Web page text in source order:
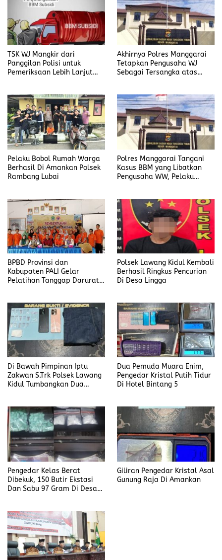
TSK WJ Mangkir dari
Panggilan Polisi untuk
Pemeriksaan Lebih Lanjut
Apa?
Akhirnya Polres Manggarai
Tetapkan Pengusaha WJ
Sebagai Tersangka atas
Pelaku Bobol Rumah Warga
Berhasil Di Amankan Polsek
Rambang Lubai
Polres Manggarai Tangani
Kasus BBM yang Libatkan
Pengusaha WW, Pelaku
BPBD Provinsi dan
Kabupaten PALI Gelar
Pelatihan Tanggap Darurat
Polsek Lawang Kidul Kembali
Berhasil Ringkus Pencurian
Di Desa Lingga
Di Bawah Pimpinan Iptu
Zakwan S.Trk Polsek Lawang
Kidul Tumbangkan Dua
Dua Pemuda Muara Enim,
Pengedar Kristal Putih Tidur
Di Hotel Bintang 5
Pengedar Kelas Berat
Dibekuk, 150 Butir Ekstasi
Dan Sabu 97 Gram Di Desa
Giliran Pengedar Kristal Asal
Gunung Raja Di Amankan